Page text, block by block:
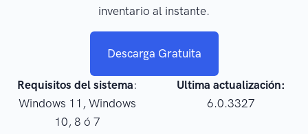
inventario al instante.
Descarga Gratuita
Requisitos del sistema:
Windows 11, Windows
10, 8 ó 7
Ultima actualización:
6.0.3327